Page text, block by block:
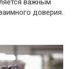
важным
доверия.